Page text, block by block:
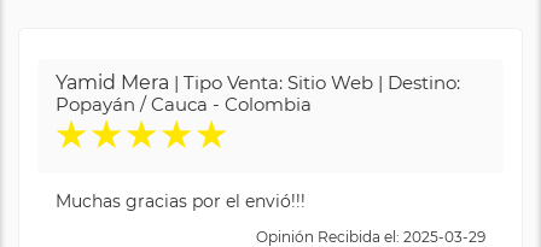
Yamid Mera | Tipo Venta: Sitio Web | Destino:
Popayán / Cauca - Colombia
★★★★★
Muchas gracias por el envió!!!
Opinión Recibida el: 2025-03-29